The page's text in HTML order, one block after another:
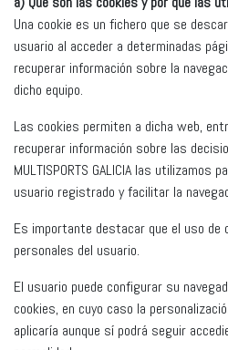
Una cookie es un fichero que se
usuario al acceder a determinadas
recuperar información sobre la
dicho equipo.
Las cookies permiten a dicha web,
recuperar información sobre las
MULTISPORTS GALICIA las utilizamos
usuario registrado y facilitar la
Es importante destacar que el uso de
personales del usuario.
El usuario puede configurar su
cookies, en cuyo caso la
aplicaría aunque sí podrá seguir